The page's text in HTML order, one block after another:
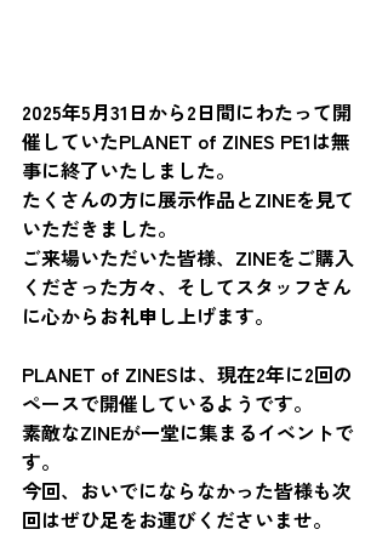
2025年5月31日から2日間にわたって開
催していたPLANET of ZINES PE1は無
事に終了いたしました。
たくさんの方に展示作品とZINEを見て
いただきました。
ご来場いただいた皆様、ZINEをご購入
くださった方々、そしてスタッフさん
に心からお礼申し上げます。
PLANET of ZINESは、現在2年に2回の
ペースで開催しているようです。
素敵なZINEが一堂に集まるイベントで
す。
今回、おいでにならなかった皆様も次
回はぜひ足をお運びくださいませ。